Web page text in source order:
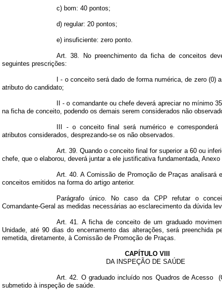
c) bom: 40 pontos;
d) regular: 20 pontos;
e) insuficiente: zero ponto.
Art. 38. No preenchimento da ficha de conceitos
seguintes prescrições:
I - o conceito será dado de forma numérica, de zero (0)
atributo do candidato;
II - o comandante ou chefe deverá apreciar no mínimo
na ficha de conceito, podendo os demais serem considerados não
III - o conceito final será numérico e
atributos considerados, desprezando-se os não observados.
Art. 39. Quando o conceito final for superior a 60 ou
chefe, que o elaborou, deverá juntar a ele justificativa fundamentada, Anexo
Art. 40. A Comissão de Promoção de Praças analisará
conceitos emitidos na forma do artigo anterior.
Parágrafo único. No caso da CPP refutar o
Comandante-Geral as medidas necessárias ao esclarecimento da dúvida
Art. 41. A ficha de conceito de um graduado
Unidade, até 90 dias do encerramento das alterações, será preenchida
remetida, diretamente, à Comissão de Promoção de Praças.
CAPÍTULO VIII
DA INSPEÇÃO DE SAÚDE
Art. 42. O graduado incluído nos Quadros de Acesso
submetido à inspeção de saúde.